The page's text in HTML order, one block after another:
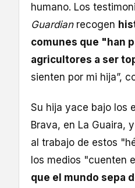
humano. Los
Guardianrecogen
comunes que "han
agricultores a ser
sienten por mi hija”,
Su hija yace bajo los
Brava, en La Guaira,
al trabajo de estos
los medios "cuenten
que el mundo sepa